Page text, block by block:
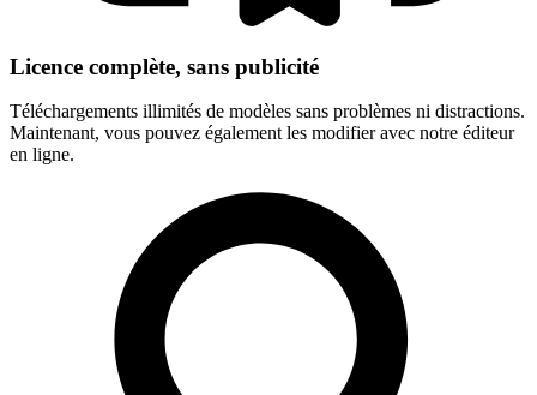
Licence complète, sans publicité
Téléchargements illimités de modèles sans problèmes ni distractions.
Maintenant, vous pouvez également les modifier avec notre éditeur
en ligne.